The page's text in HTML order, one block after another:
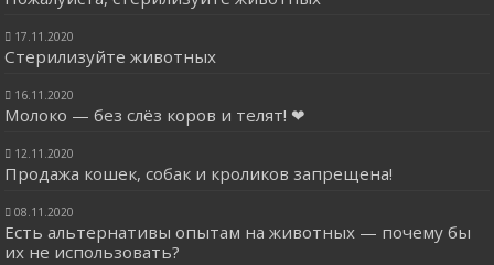
17.11.2020
Стерилизуйте животных
16.11.2020
Молоко — без слёз коров и телят! ❤
12.11.2020
Продажа кошек, собак и кроликов запрещена!
08.11.2020
Есть альтернативы опытам на животных — почему бы
их не использовать?